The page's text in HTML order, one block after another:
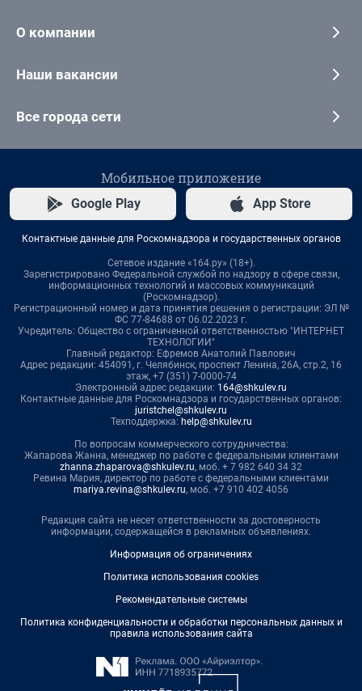
О компании
Наши вакансии
Все города сети
Мобильное приложение
Google Play App Store
Контактные данные для Роскомнадзора и государственных органов
Сетевое издание «164.ру» (18+).
Зарегистрировано Федеральной службой по надзору в сфере связи,
информационных технологий и массовых коммуникаций
(Роскомнадзор).
Регистрационный номер и дата принятия решения о регистрации: ЭЛ №
ФС 77-84688 от 06.02.2023 г.
Учредитель: Общество с ограниченной ответственностью "ИНТЕРНЕТ
ТЕХНОЛОГИИ"
Главный редактор: Ефремов Анатолий Павлович
Адрес редакции: 454091, г. Челябинск, проспект Ленина, 26А, стр.2, 16
этаж, +7 (351) 7-0000-74
Электронный адрес редакции: 164@shkulev.ru
Контактные данные для Роскомнадзора и государственных органов:
juristchel@shkulev.ru
Техподдержка: help@shkulev.ru
По вопросам коммерческого сотрудничества:
Жапарова Жанна, менеджер по работе с федеральными клиентами
zhanna.zhaparova@shkulev.ru, моб. + 7 982 640 34 32
Ревина Мария, директор по работе с федеральными клиентами
mariya.revina@shkulev.ru, моб. +7 910 402 4056
Редакция сайта не несет ответственности за достоверность
информации, содержащейся в рекламных объявлениях.
Информация об ограничениях
Политика использования cookies
Рекомендательные системы
Политика конфиденциальности и обработки персональных данных и
правила использования сайта